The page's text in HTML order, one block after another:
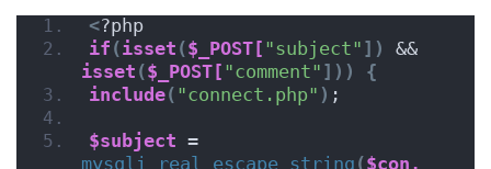
<?php
if (isset ($_POST[ "subject" ])
isset ($_POST[ "comment" ]))
{
include( "connect.php" ) ;
$subject
mysqli_real_escape_string ($con,